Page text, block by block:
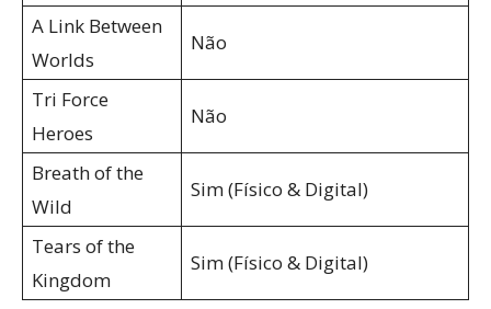
A Link Between
Worlds
Não
Tri Force
Heroes
Não
Breath of the
Wild
Sim (Físico & Digital)
Tears of the
Kingdom
Sim (Físico & Digital)